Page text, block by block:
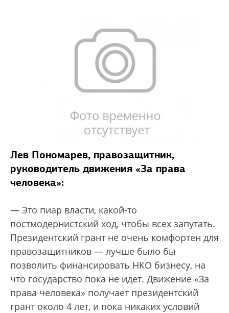
Лев Пономарев, правозащитник,
руководитель движения «За права
человека»:
— Это пиар власти, какой-то
постмодернистский ход, чтобы всех запутать.
Президентский грант не очень комфортен для
правозащитников — лучше было бы
позволить финансировать НКО бизнесу, на
что государство пока не идет. Движение «За
права человека» получает президентский
грант около 4 лет, и пока никаких условий